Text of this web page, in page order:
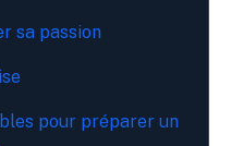
sa passion
pour préparer un